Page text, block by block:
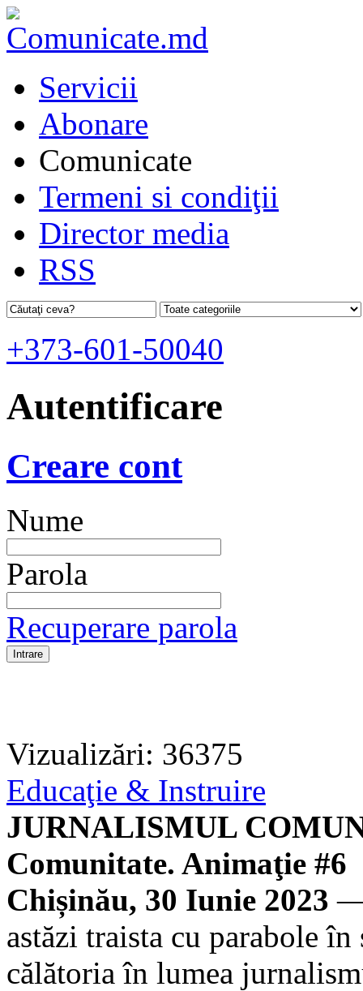
Servicii
Abonare
Comunicate
Termeni si condiţii
Director media
RSS
+373-601-50040
Autentificare
Creare cont
Nume
Parola
Recuperare parola
Vizualizări: 36375
Educaţie & Instruire
JURNALISMUL
Comunitate. Animaţie #6
Chișinău, 30 Iunie 2023 —
astăzi traista cu parabole
călătoria în lumea